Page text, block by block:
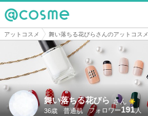
@cosme
アットコスメ 舞い落ちる花びらさんのアットコスメ
舞い落ちる花びら さん
36歳 普通肌 191